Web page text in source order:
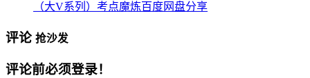
（大V系列）考点魔炼百度网盘分享
评论 抢沙发
评论前必须登录！